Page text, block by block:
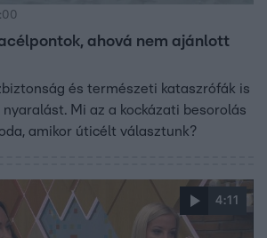
ahová nem ajánlott
és természeti kataszrófák is
Mi az a kockázati besorolás
amikor úticélt választunk?
4:11